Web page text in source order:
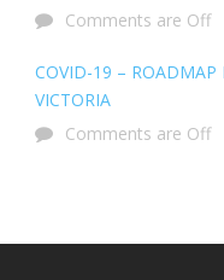
Comments are Off
COVID-19 – ROADMAP
VICTORIA
Comments are Off